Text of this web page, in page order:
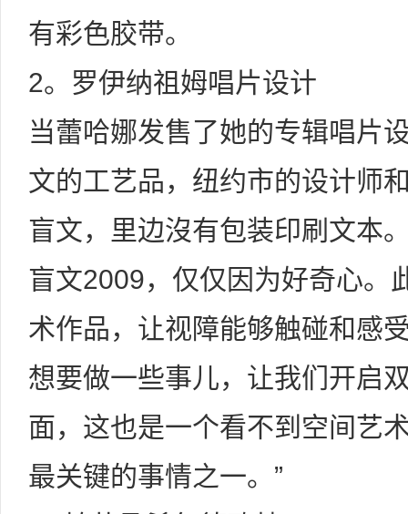
有彩色胶带。
2。罗伊纳祖姆唱片设计
当蕾哈娜发售了她的专辑唱片
文的工艺品，纽约市的设计师
盲文，里边沒有包装印刷文本
盲文2009，仅仅因为好奇心。
术作品，让视障能够触碰和感
想要做一些事儿，让我们开启
面，这也是一个看不到空间艺
最关键的事情之一。”